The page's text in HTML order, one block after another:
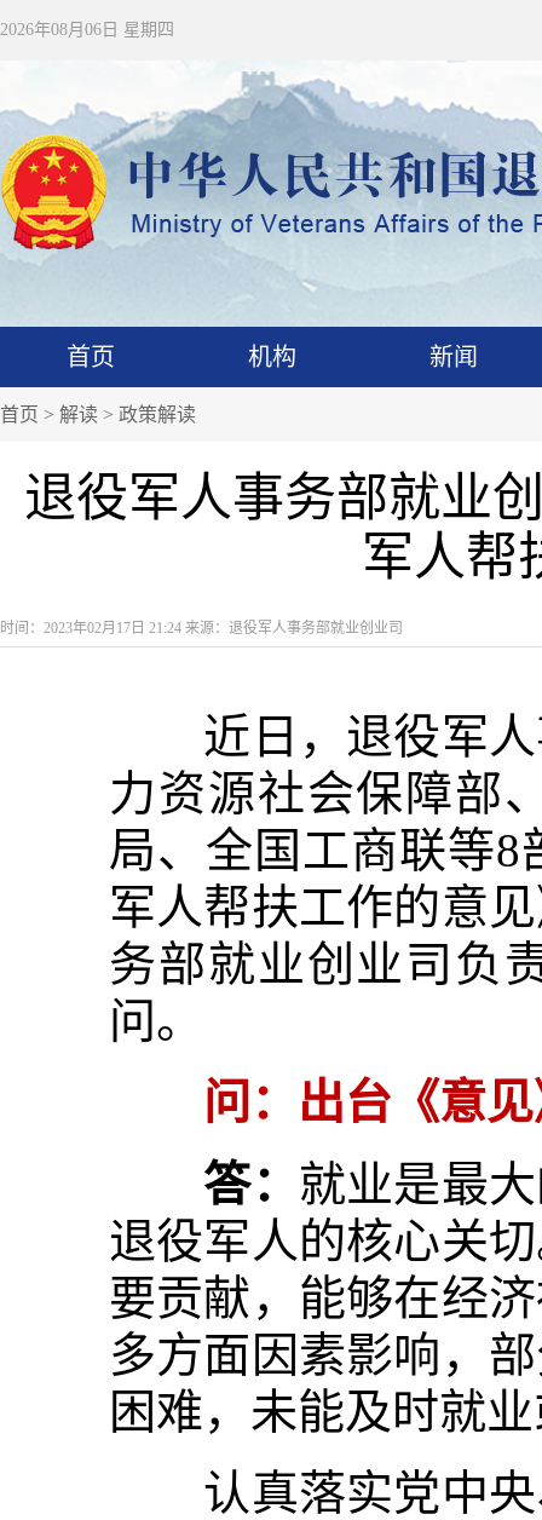
2026年08月06日 星期四
首页 机构 新闻
首页 > 解读 > 政策解读
退役军人事务部就业
军人帮
时间：2023年02月17日 21:24 来源：退役军人事务部就业创业司
近日，退役军人
力资源社会保障部
局、全国工商联等
军人帮扶工作的意
务部就业创业司负
问。
问： 出台《意
答： 就业是最
退役军人的核心关
要贡献，能够在经
多方面因素影响，
困难，未能及时就
认真落实党中央